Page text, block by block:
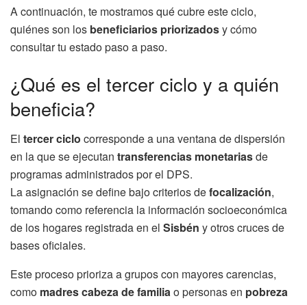
A continuación, te mostramos qué cubre este ciclo,
quiénes son los beneficiarios priorizadosy cómo
consultar tu estado paso a paso.
¿Qué es el tercer ciclo y a quién
beneficia?
El tercer ciclo corresponde a una ventana de dispersión
en la que se ejecutan transferencias monetariasde
programas administrados por el DPS.
La asignación se define bajo criterios defocalización,
tomando como referencia la información socioeconómica
de los hogares registrada en el Sisbén y otros cruces de
bases oficiales.
Este proceso prioriza a grupos con mayores carencias,
como madres cabeza de familiao personas en pobreza